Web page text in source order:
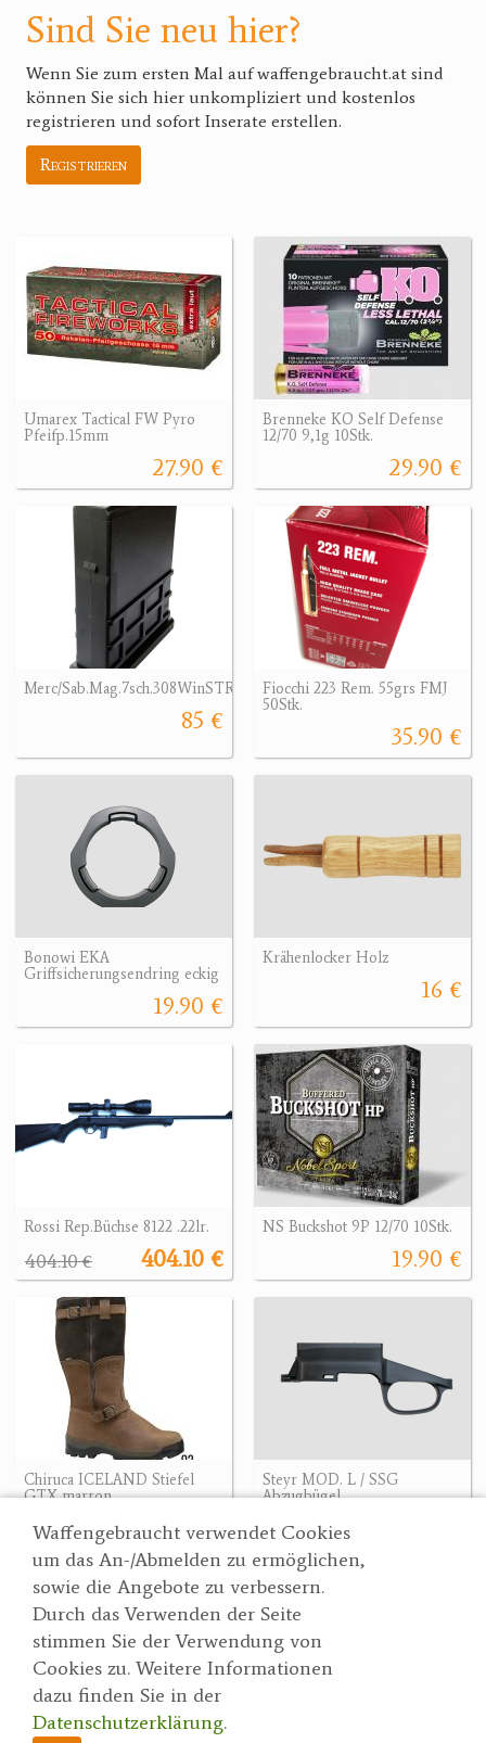
Waffengebraucht verwendet Cookies
um das An-/Abmelden zu ermöglichen,
sowie die Angebote zu verbessern.
Durch das Verwenden der Seite
stimmen Sie der Verwendung von
Cookies zu. Weitere Informationen
dazu finden Sie in der
Datenschutzerklärung.
Sind Sie neu hier?
Wenn Sie zum ersten Mal auf waffengebraucht.at sind
können Sie sich hier unkompliziert und kostenlos
registrieren und sofort Inserate erstellen.
Registrieren
Umarex Tactical FW Pyro
Pfeifp.15mm
27.90 €
Brenneke KO Self Defense
12/70 9,1g 10Stk.
29.90 €
Merc/Sab.Mag.7sch.308WinSTR/UrbanSn.Saph
85 €
Fiocchi 223 Rem. 55grs FMJ
50Stk.
35.90 €
Bonowi EKA
Griffsicherungsendring eckig
19.90 €
Krähenlocker Holz
16 €
Rossi Rep.Büchse 8122 .22lr.
404.10 €
404.10 €
NS Buckshot 9P 12/70 10Stk.
19.90 €
Chiruca ICELAND Stiefel
GTX marron
244.01 €
244.01 €
Steyr MOD. L / SSG
Abzugbügel
Suche
Partner
AGBs
Datenschutzerklärung
Impressum
Wertgarner 1820
Jagd & SporthandelsgmbH
Dr. Karl-Renner-Straße 48